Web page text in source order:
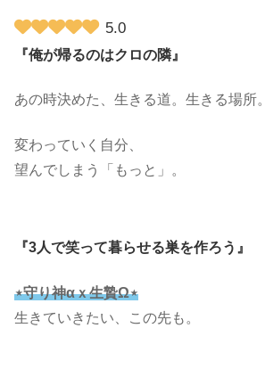
5.0
『俺が帰るのはクロの隣』
あの時決めた、生きる道。生きる場所。
変わっていく自分、
望んでしまう「もっと」。
『3人で笑って暮らせる巣を作ろう』
⋆守り神αｘ生贄Ω⋆
生きていきたい、この先も。